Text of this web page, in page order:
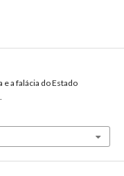
a falácia do Estado